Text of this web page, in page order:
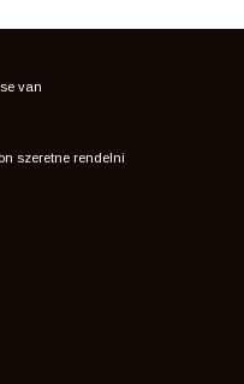
van
szeretne rendelni